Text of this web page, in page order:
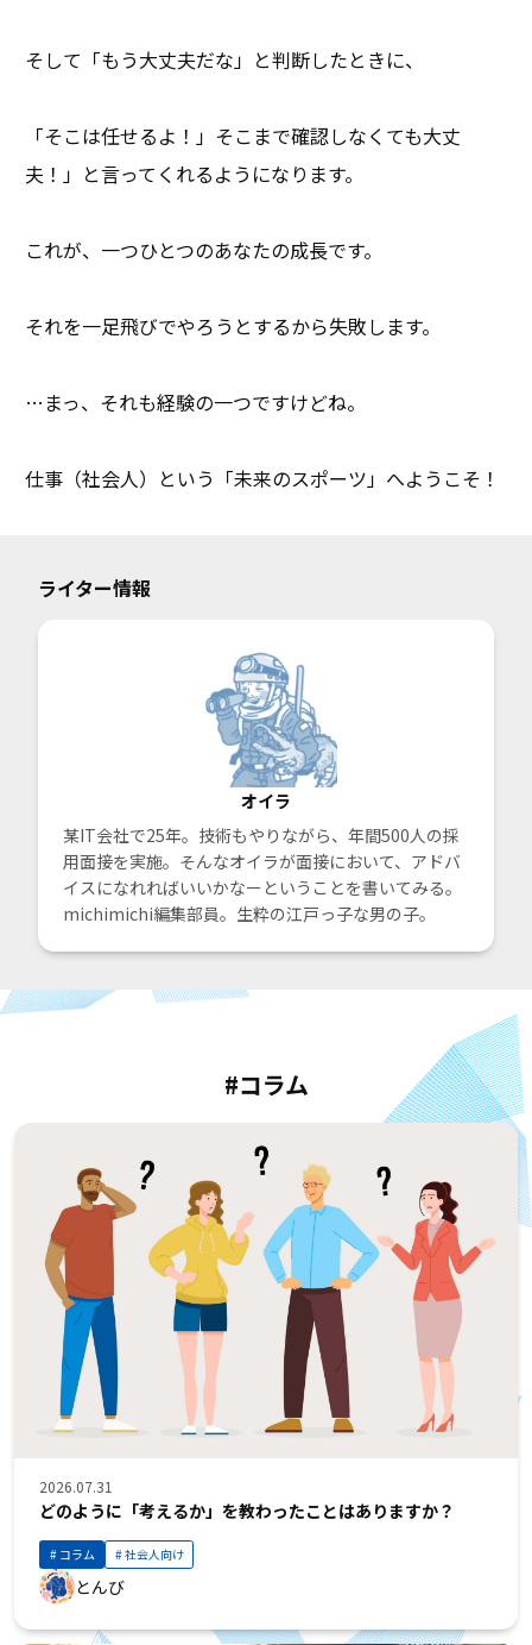
そして「もう大丈夫だな」と判断したときに、
「そこは任せるよ！」そこまで確認しなくても大丈
夫！」と言ってくれるようになります。
これが、一つひとつのあなたの成長です。
それを一足飛びでやろうとするから失敗します。
…まっ、それも経験の一つですけどね。
仕事（社会人）という「未来のスポーツ」へようこそ！
ライター情報
オイラ
某IT会社で25年。技術もやりながら、年間500人の採
用面接を実施。そんなオイラが面接において、アドバ
イスになれればいいかなーということを書いてみる。
michimichi編集部員。生粋の江戸っ子な男の子。
#コラム
2026.07.31
どのように「考えるか」を教わったことはありますか？
コラム 社会人向け
とんび